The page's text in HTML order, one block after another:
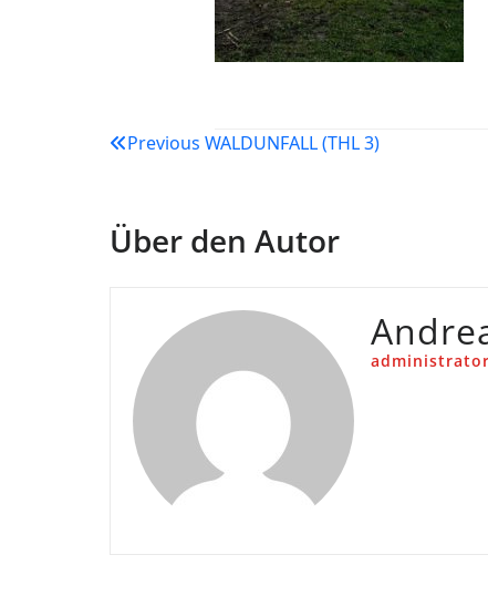
Beitragsnavigation
Previous WALDUNFALL (THL 3)
Über den Autor
administrator